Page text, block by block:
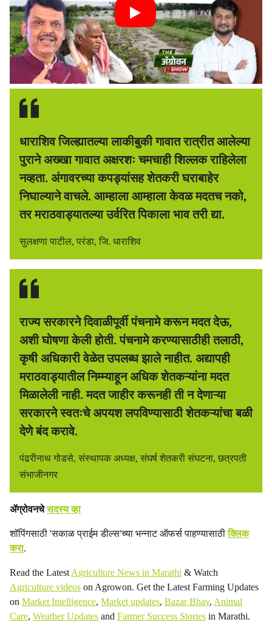
धाराशिव जिल्ह्यातल्या लाकीबुकी गावात रात्रीत आलेल्या
पुराने अख्खा गावात अक्षरशः चमचाही शिल्लक राहिलेला
नव्हता. अंगावरच्या कपड्यांसह शेतकरी घराबाहेर
निघाल्याने वाचले. आम्हाला आम्हाला केवळ मदतच नको,
तर मराठवाड्यातल्या उर्वरित पिकाला भाव तरी द्या.
सुलक्षणा पाटील, परंडा, जि. धाराशिव
राज्य सरकारने दिवाळीपूर्वी पंचनामे करून मदत देऊ,
अशी घोषणा केली होती. पंचनामे करण्यासाठीही तलाठी,
कृषी अधिकारी वेळेत उपलब्ध झाले नाहीत. अद्यापही
मराठवाड्यातील निम्म्याहून अधिक शेतकऱ्यांना मदत
मिळालेली नाही. मदत जाहीर करूनही ती न देणाऱ्या
सरकारने स्वतःचे अपयश लपविण्यासाठी शेतकऱ्यांचा बळी
देणे बंद करावे.
पंढरीनाथ गोडसे, संस्थापक अध्यक्ष, संघर्ष शेतकरी संघटना, छत्रपती
संभाजीनगर
ॲग्रोवनचेसदस्य व्हा
शॉपिंगसाठी 'सकाळ प्राईम डील्स'च्या भन्नाट ऑफर्स पाहण्यासाठीक्लिक
करा.
Read the Latest Agriculture News in Marathi & Watch
Agriculture videos on Agrowon. Get the Latest Farming Updates
on Market Intelligence, Market updates, Bazar Bhav, Animal
Care, Weather Updates and Farmer Success Stories in Marathi.